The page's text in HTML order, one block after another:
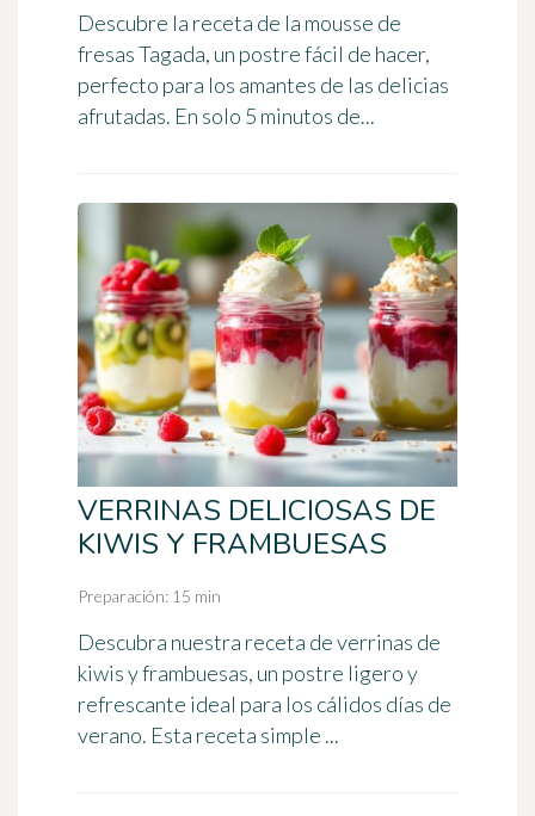
Descubre la receta de la mousse de
fresas Tagada, un postre fácil de hacer,
perfecto para los amantes de las delicias
afrutadas. En solo 5 minutos de...
VERRINAS DELICIOSAS DE
KIWIS Y FRAMBUESAS
Preparación: 15 min
Descubra nuestra receta de verrinas de
kiwis y frambuesas, un postre ligero y
refrescante ideal para los cálidos días de
verano. Esta receta simple ...